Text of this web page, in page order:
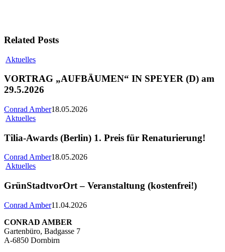
Related Posts
Aktuelles
VORTRAG „AUFBÄUMEN“ IN SPEYER (D) am
29.5.2026
Conrad Amber18.05.2026
Aktuelles
Tilia-Awards (Berlin) 1. Preis für Renaturierung!
Conrad Amber18.05.2026
Aktuelles
GrünStadtvorOrt – Veranstaltung (kostenfrei!)
Conrad Amber11.04.2026
CONRAD AMBER
Gartenbüro, Badgasse 7
A-6850 Dornbirn